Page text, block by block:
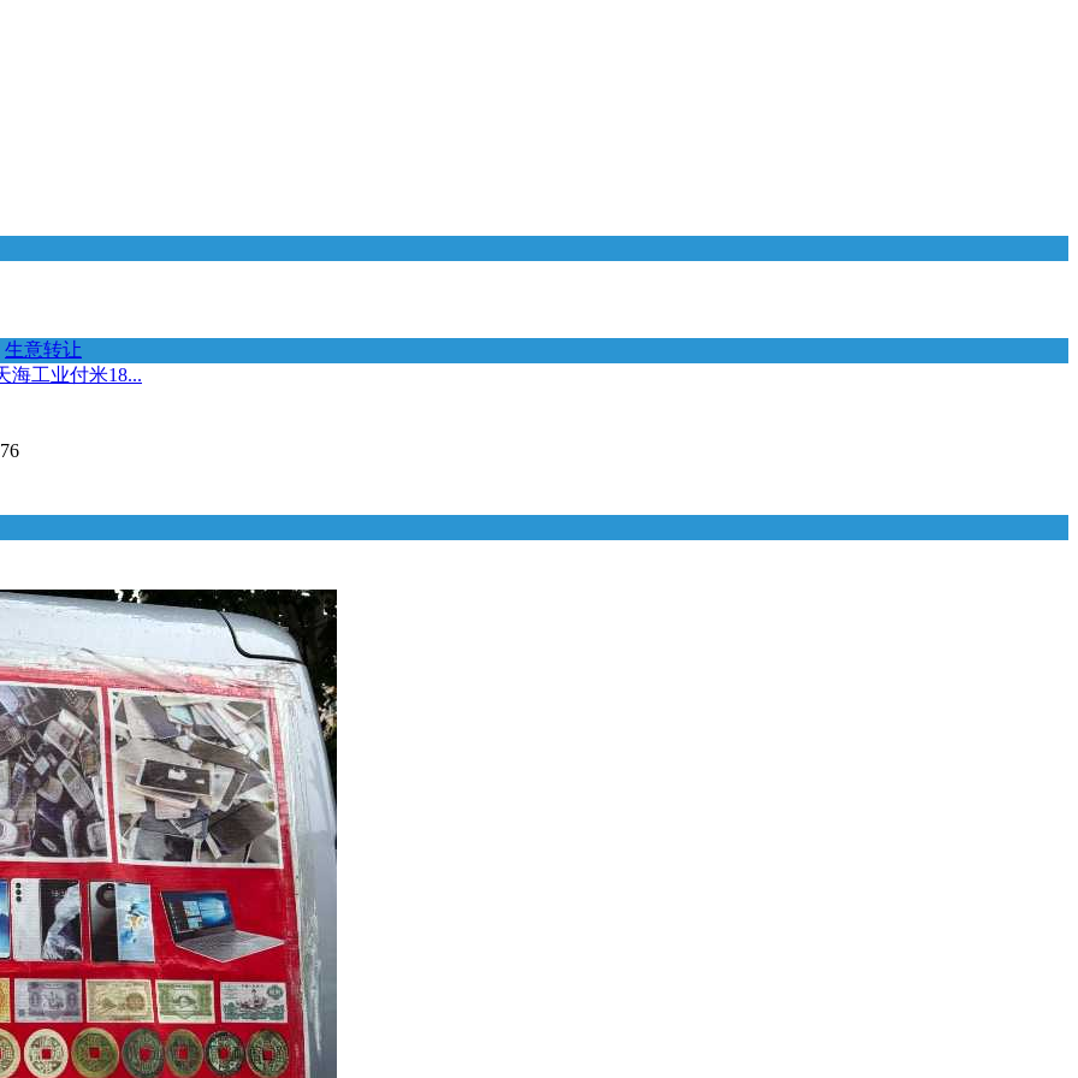
生意转让
海工业付米18...